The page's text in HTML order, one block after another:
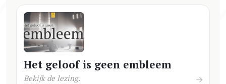
Het geloof is geen embleem
Bekijk de lezing.